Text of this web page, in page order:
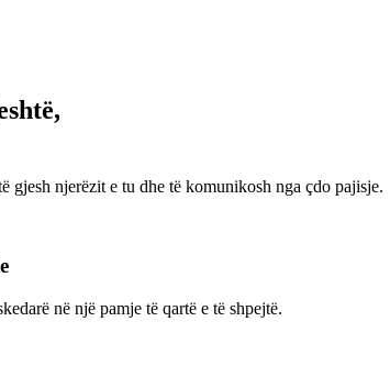
gjesh njerëzit e tu dhe të komunikosh nga çdo pajisje.
në një pamje të qartë e të shpejtë.